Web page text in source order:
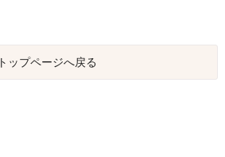
トップページへ戻る